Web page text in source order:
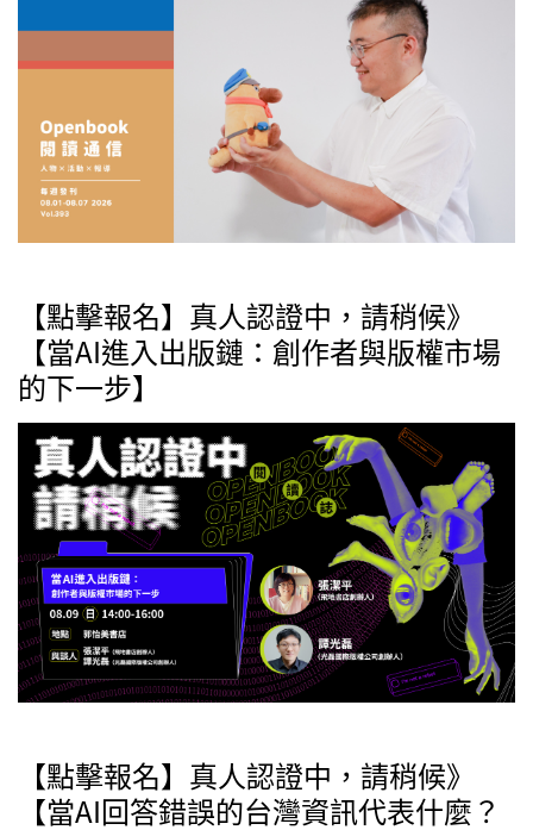
【點擊報名】真人認證中，請稍候》
【當AI進入出版鏈：創作者與版權市場
的下一步】
【點擊報名】真人認證中，請稍候》
【當AI回答錯誤的台灣資訊代表什麼？